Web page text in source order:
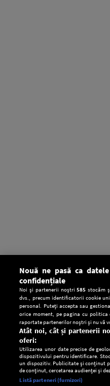
Setări:
Nouă ne pasă ca
confidențiale
Noi și partenerii noștri585 stocăm
dvs., precum identificatorii cookie
personal. Puteți accepta sau
orice moment, pe pagina cu
raportate partenerilor noștri și nu vă
Atât noi, cât și partenerii
oferi:
Utilizarea unor date precise de
dispozitivului pentru identificare.
un dispozitiv. Publicitate și conținut
de conținut, cercetarea audienței și
Listă parteneri (furnizori)